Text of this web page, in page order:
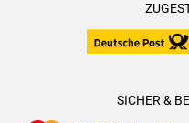
SICHER &